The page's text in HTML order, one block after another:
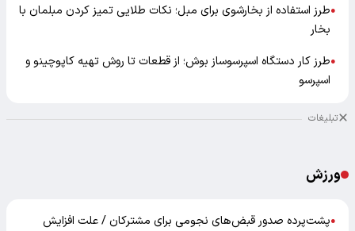
●طرز استفاده از بخارشوی برای مبل؛ نکات طلایی تمیز کردن مبلمان با
بخار
●طرز کار دستگاه اسپرسوساز بوش؛ از قطعات تا روش تهیه کاپوچینو و
اسپرسو
تبلیغات
ورزش
●پشت‌پرده صدور قبض‌های نجومی برای مشترکان / علت افزایش